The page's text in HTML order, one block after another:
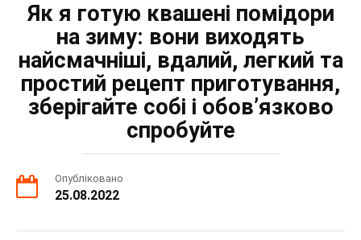
Як я готую квашені помідори
на зиму: вони виходять
найсмачніші, вдалий, легкий та
простий рецепт приготування,
зберігайте собі і обов’язково
спробуйте
Опубліковано
25.08.2022